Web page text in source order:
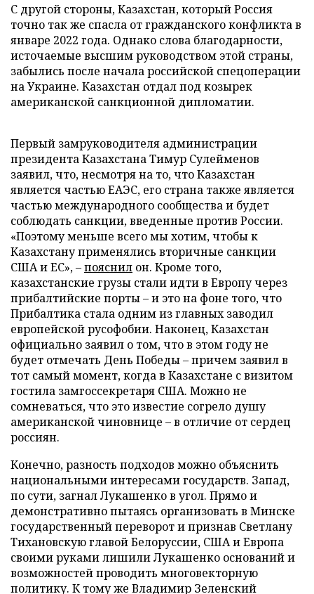
С другой стороны, Казахстан, который Россия
точно так же спасла от гражданского конфликта в
январе 2022 года. Однако слова благодарности,
источаемые высшим руководством этой страны,
забылись после начала российской спецоперации
на Украине. Казахстан отдал под козырек
американской санкционной дипломатии.
Первый замруководителя администрации
президента Казахстана Тимур Сулейменов
заявил, что, несмотря на то, что Казахстан
является частью ЕАЭС, его страна также является
частью международного сообщества и будет
соблюдать санкции, введенные против России.
«Поэтому меньше всего мы хотим, чтобы к
Казахстану применялись вторичные санкции
США и ЕС», –пояснил он. Кроме того,
казахстанские грузы стали идти в Европу через
прибалтийские порты – и это на фоне того, что
Прибалтика стала одним из главных заводил
европейской русофобии. Наконец, Казахстан
официально заявил о том, что в этом году не
будет отмечать День Победы – причем заявил в
тот самый момент, когда в Казахстане с визитом
гостила замгоссекретаря США. Можно не
сомневаться, что это известие согрело душу
американской чиновнице – в отличие от сердец
россиян.
Конечно, разность подходов можно объяснить
национальными интересами государств. Запад,
по сути, загнал Лукашенко в угол. Прямо и
демонстративно пытаясь организовать в Минске
государственный переворот и признав Светлану
Тихановскую главой Белоруссии, США и Европа
своими руками лишили Лукашенко оснований и
возможностей проводить многовекторную
политику. К тому же Владимир Зеленский